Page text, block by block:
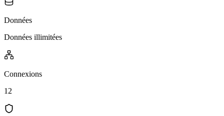
Données
Données illimitées
Connexions
12